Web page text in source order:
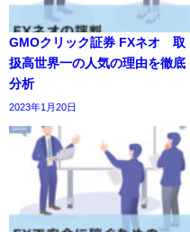
GMOクリック証券 FXネオ 取
扱高世界一の人気の理由を徹底
分析
2023年1月20日